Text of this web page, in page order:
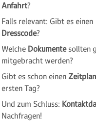
Anfahrt?
Falls relevant: Gibt es einen
Dresscode?
Welche Dokumente sollten
mitgebracht werden?
Gibt es schon einen Zeitplan
ersten Tag?
Und zum Schluss:
Nachfragen!